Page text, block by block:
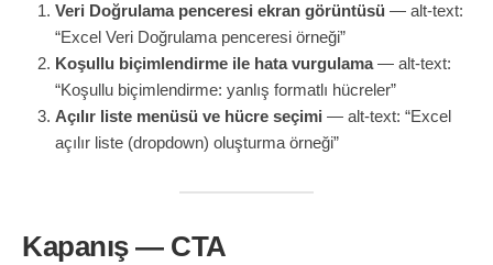
Veri Doğrulama penceresi ekran görüntüsü — alt-text:
“Excel Veri Doğrulama penceresi örneği”
Koşullu biçimlendirme ile hata vurgulama— alt-text:
“Koşullu biçimlendirme: yanlış formatlı hücreler”
Açılır liste menüsü ve hücre seçimi — alt-text: “Excel
açılır liste (dropdown) oluşturma örneği”
Kapanış — CTA